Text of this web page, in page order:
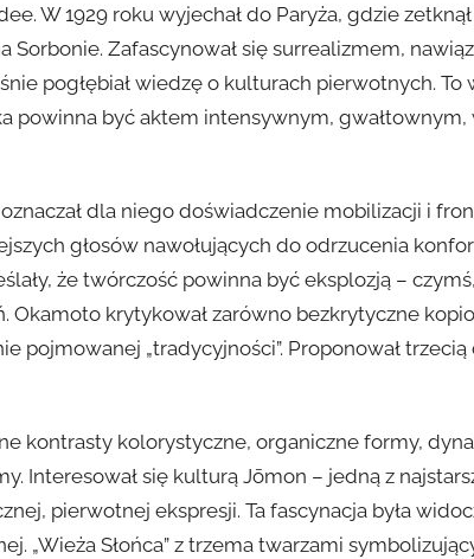
W 1929 roku wyjechał do Paryża, gdzie zetknął
Zafascynował się surrealizmem,
pogłębiał wiedzę o kulturach pierwotnych. To
powinna być aktem intensywnym,
dla niego doświadczenie mobilizacji i
głosów nawołujących do odrzucenia
że twórczość powinna być eksplozją –
Okamoto krytykował zarówno bezkrytyczne
pojmowanej „tradycyjności”. Proponował trzecią
kontrasty kolorystyczne, organiczne formy,
Interesował się kulturą Jōmon – jedną z
pierwotnej ekspresji. Ta fascynacja była
„Wieża Słońca” z trzema twarzami